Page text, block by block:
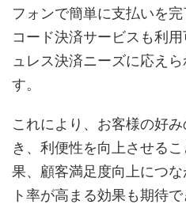
フォンで簡単に支払いを
コード決済サービスも利
ュレス決済ニーズに応え
す。
これにより、お客様の好
き、利便性を向上させる
果、顧客満足度向上につ
ト率が高まる効果も期待で